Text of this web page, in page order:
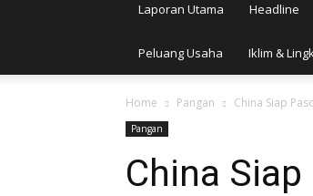
Laporan Utama Headline
Peluang Usaha Iklim &
Home Pangan China Siap
Pangan
China